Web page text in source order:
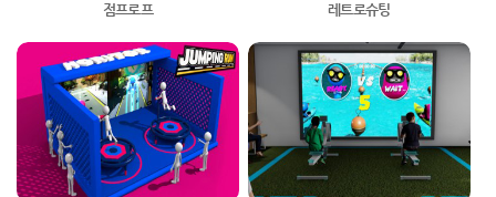
점프로프 레트로슈팅